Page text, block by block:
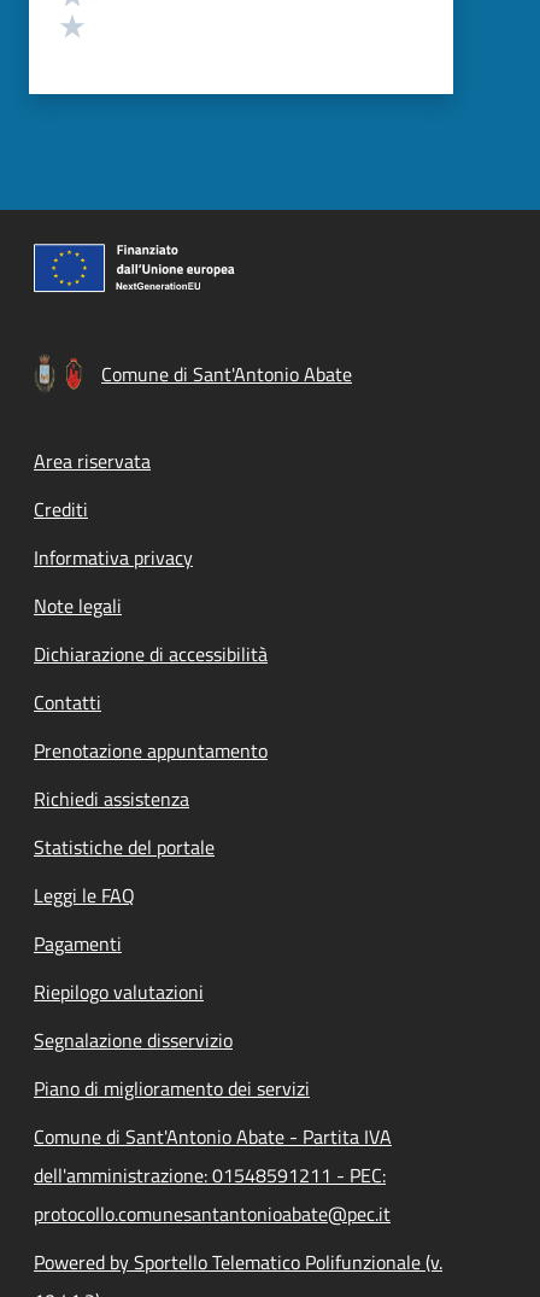
Comune di Sant'Antonio Abate
Footer menu
Area riservata
Crediti
Informativa privacy
Note legali
Dichiarazione di accessibilità
Contatti
Prenotazione appuntamento
Richiedi assistenza
Statistiche del portale
Leggi le FAQ
Pagamenti
Riepilogo valutazioni
Segnalazione disservizio
Piano di miglioramento dei servizi
Comune di Sant'Antonio Abate - Partita IVA
dell'amministrazione: 01548591211 - PEC:
protocollo.comunesantantonioabate@pec.it
Powered by Sportello Telematico Polifunzionale (v.